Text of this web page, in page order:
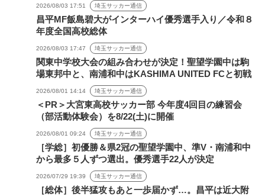
2026/08/03 17:51 埼玉サッカー通信
昌平MF飯島碧大がインターハイ優秀選手入り／令和８
年度全国高校総体
2026/08/03 17:47 埼玉サッカー通信
関東中学校大会の組み合わせが決定！聖望学園中は駒
場東邦中と、南浦和中はKASHIMA UNITED FCと初戦
2026/08/01 14:14 埼玉サッカー通信
＜PR＞大宮東高校サッカー部 今年度4回目の練習会
（部活動体験会）を8/22(土)に開催
2026/08/01 09:24 埼玉サッカー通信
［学総］初優勝＆県2冠の聖望学園中、準V・南浦和中
から最多５人ずつ選出。優秀選手22人が決定
2026/07/29 19:39 埼玉サッカー通信
［総体］後半猛攻もあと一歩届かず…。昌平は近大附